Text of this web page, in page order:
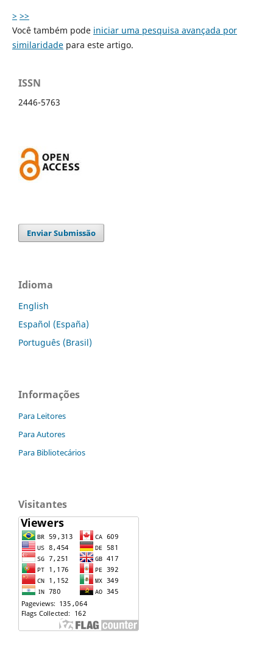
> >>
Você também pode iniciar uma pesquisa avançada por
similaridadepara este artigo.
ISSN
2446-5763
Enviar Submissão
Idioma
English
Español (España)
Português (Brasil)
Informações
Para Leitores
Para Autores
Para Bibliotecários
Visitantes